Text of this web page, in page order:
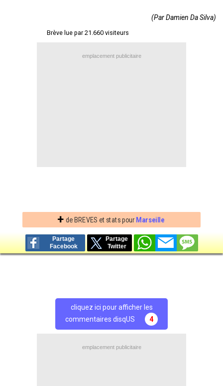
(Par Damien Da Silva)
Brève lue par 21.660 visiteurs
emplacement publicitaire
+ de BREVES et stats pour Marseille
Partage
Facebook
Partage
Twitter
cliquez ici pour afficher les
commentaires disqUS
4
emplacement publicitaire